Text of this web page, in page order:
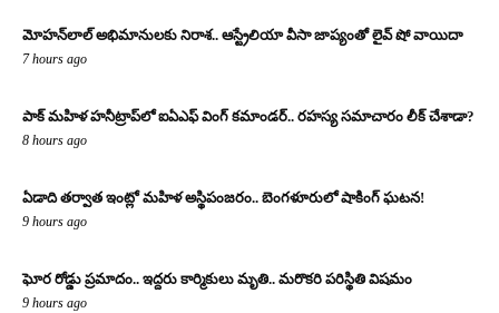
మోహన్‌లాల్ అభిమానులకు నిరాశ.. ఆస్ట్రేలియా వీసా జాప్యంతో లైవ్ షో వాయిదా
7 hours ago
పాక్ మహిళ హనీట్రాప్‌లో ఐఏఎఫ్ వింగ్ కమాండర్.. రహస్య సమాచారం లీక్ చేశాడా?
8 hours ago
ఏడాది తర్వాత ఇంట్లో మహిళ అస్థిపంజరం.. బెంగళూరులో షాకింగ్ ఘటన!
9 hours ago
ఘోర రోడ్డు ప్రమాదం.. ఇద్దరు కార్మికులు మృతి.. మరొకరి పరిస్థితి విషమం
9 hours ago